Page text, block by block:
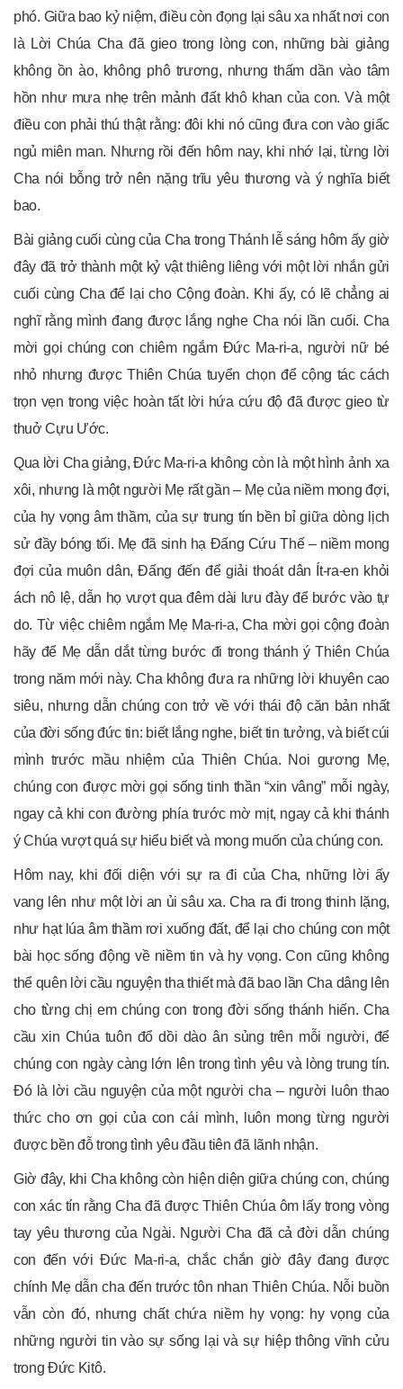
phó. Giữa bao kỷ niệm, điều còn đọng lại sâu xa nhất nơi con
là Lời Chúa Cha đã gieo trong lòng con, những bài giảng
không ồn ào, không phô trương, nhưng thấm dần vào tâm
hồn như mưa nhẹ trên mảnh đất khô khan của con. Và một
điều con phải thú thật rằng: đôi khi nó cũng đưa con vào giấc
ngủ miên man. Nhưng rồi đến hôm nay, khi nhớ lại, từng lời
Cha nói bỗng trở nên nặng trĩu yêu thương và ý nghĩa biết
bao.
Bài giảng cuối cùng của Cha trong Thánh lễ sáng hôm ấy giờ
đây đã trở thành một kỷ vật thiêng liêng với một lời nhắn gửi
cuối cùng Cha để lại cho Cộng đoàn. Khi ấy, có lẽ chẳng ai
nghĩ rằng mình đang được lắng nghe Cha nói lần cuối. Cha
mời gọi chúng con chiêm ngắm Đức Ma-ri-a, người nữ bé
nhỏ nhưng được Thiên Chúa tuyển chọn để cộng tác cách
trọn vẹn trong việc hoàn tất lời hứa cứu độ đã được gieo từ
thuở Cựu Ước.
Qua lời Cha giảng, Đức Ma-ri-a không còn là một hình ảnh xa
xôi, nhưng là một người Mẹ rất gần – Mẹ của niềm mong đợi,
của hy vọng âm thầm, của sự trung tín bền bỉ giữa dòng lịch
sử đầy bóng tối. Mẹ đã sinh hạ Đấng Cứu Thế – niềm mong
đợi của muôn dân, Đấng đến để giải thoát dân Ít-ra-en khỏi
ách nô lệ, dẫn họ vượt qua đêm dài lưu đày để bước vào tự
do. Từ việc chiêm ngắm Mẹ Ma-ri-a, Cha mời gọi cộng đoàn
hãy để Mẹ dẫn dắt từng bước đi trong thánh ý Thiên Chúa
trong năm mới này. Cha không đưa ra những lời khuyên cao
siêu, nhưng dẫn chúng con trở về với thái độ căn bản nhất
của đời sống đức tin: biết lắng nghe, biết tin tưởng, và biết cúi
mình trước mầu nhiệm của Thiên Chúa. Noi gương Mẹ,
chúng con được mời gọi sống tinh thần “xin vâng” mỗi ngày,
ngay cả khi con đường phía trước mờ mịt, ngay cả khi thánh
ý Chúa vượt quá sự hiểu biết và mong muốn của chúng con.
Hôm nay, khi đối diện với sự ra đi của Cha, những lời ấy
vang lên như một lời an ủi sâu xa. Cha ra đi trong thinh lặng,
như hạt lúa âm thầm rơi xuống đất, để lại cho chúng con một
bài học sống động về niềm tin và hy vọng. Con cũng không
thể quên lời cầu nguyện tha thiết mà đã bao lần Cha dâng lên
cho từng chị em chúng con trong đời sống thánh hiến. Cha
cầu xin Chúa tuôn đổ dồi dào ân sủng trên mỗi người, để
chúng con ngày càng lớn lên trong tình yêu và lòng trung tín.
Đó là lời cầu nguyện của một người cha – người luôn thao
thức cho ơn gọi của con cái mình, luôn mong từng người
được bền đỗ trong tình yêu đầu tiên đã lãnh nhận.
Giờ đây, khi Cha không còn hiện diện giữa chúng con, chúng
con xác tín rằng Cha đã được Thiên Chúa ôm lấy trong vòng
tay yêu thương của Ngài. Người Cha đã cả đời dẫn chúng
con đến với Đức Ma-ri-a, chắc chắn giờ đây đang được
chính Mẹ dẫn cha đến trước tôn nhan Thiên Chúa. Nỗi buồn
vẫn còn đó, nhưng chất chứa niềm hy vọng: hy vọng của
những người tin vào sự sống lại và sự hiệp thông vĩnh cửu
trong Đức Kitô.